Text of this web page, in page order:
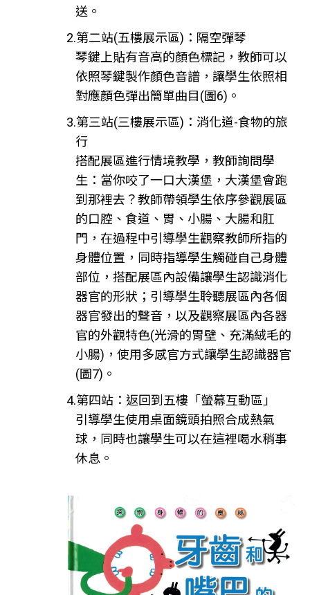
送。
2.第二站(五樓展示區)：隔空彈琴
琴鍵上貼有音高的顏色標記，教師可以
依照琴鍵製作顏色音譜，讓學生依照相
對應顏色彈出簡單曲目(圖6)。
3.第三站(三樓展示區)：消化道-食物的旅
行
搭配展區進行情境教學，教師詢問學
生：當你咬了一口大漢堡，大漢堡會跑
到那裡去？教師帶領學生依序參觀展區
的口腔、食道、胃、小腸、大腸和肛
門，在過程中引導學生觀察教師所指的
身體位置，同時指導學生觸碰自己身體
部位，搭配展區內設備讓學生認識消化
器官的形狀；引導學生聆聽展區內各個
器官發出的聲音，以及觀察展區內各器
官的外觀特色(光滑的胃壁、充滿絨毛的
小腸)，使用多感官方式讓學生認識器官
(圖7)。
4.第四站：返回到五樓「螢幕互動區」
引導學生使用桌面鏡頭拍照合成熱氣
球，同時也讓學生可以在這裡喝水稍事
休息。